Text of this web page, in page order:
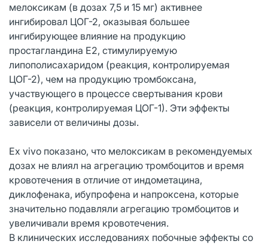
мелоксикам (в дозах 7,5 и 15 мг) активнее
ингибировал ЦОГ-2, оказывая большее
ингибирующее влияние на продукцию
простагландина E2, стимулируемую
липополисахаридом (реакция, контролируемая
ЦОГ-2), чем на продукцию тромбоксана,
участвующего в процессе свертывания крови
(реакция, контролируемая ЦОГ-1). Эти эффекты
зависели от величины дозы.
Ex vivo показано, что мелоксикам в рекомендуемых
дозах не влиял на агрегацию тромбоцитов и время
кровотечения в отличие от индометацина,
диклофенака, ибупрофена и напроксена, которые
значительно подавляли агрегацию тромбоцитов и
увеличивали время кровотечения.
В клинических исследованиях побочные эффекты со